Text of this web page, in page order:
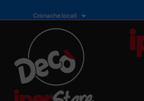
Cronache locali